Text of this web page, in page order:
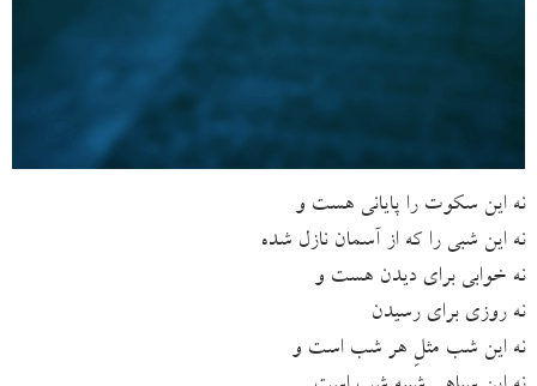
نه این سکوت را پایانی هست و
نه این شبی را که از آسمان نازل شده
نه خوابی برای دیدن هست و
نه روزی برای رسیدن
نه این شب مثلِ هر شب است و